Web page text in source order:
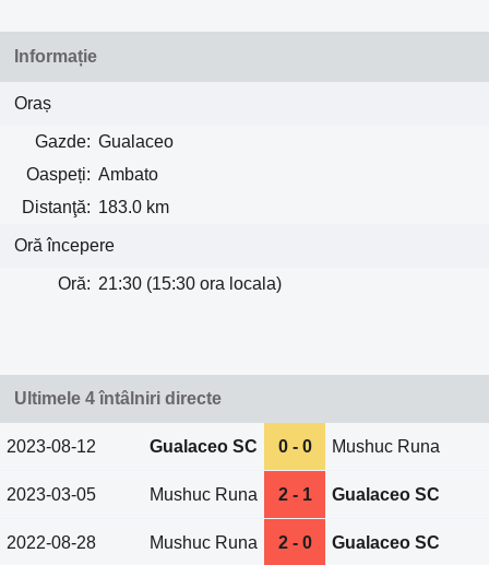
Informație
Oraș
Gazde: Gualaceo
Oaspeți: Ambato
Distanţă: 183.0 km
Oră începere
Oră: 21:30 (15:30 ora locala)
Ultimele 4 întâlniri directe
2023-08-12 Gualaceo SC 0 - 0 Mushuc Runa
2023-03-05 Mushuc Runa 2 - 1 Gualaceo SC
2022-08-28 Mushuc Runa 2 - 0 Gualaceo SC